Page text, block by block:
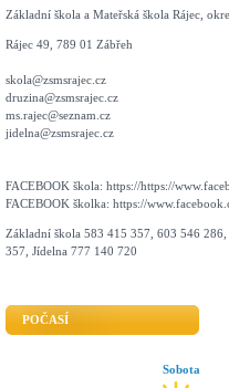
Základní škola a Mateřská škola Rájec,
Rájec 49, 789 01 Zábřeh
skola@zsmsrajec.cz
druzina@zsmsrajec.cz
ms.rajec@seznam.cz
jidelna@zsmsrajec.cz
FACEBOOK škola: https://https://
FACEBOOK školka: https://
Základní škola 583 415 357, 603 546
357, Jídelna 777 140 720
POČASÍ
Sobota